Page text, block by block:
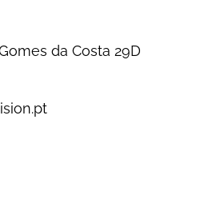
da Costa 29D